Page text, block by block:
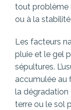
tout problème
ou à la
Les facteurs
pluie et le gel
sépultures.
accumulée au
la dégradation
terre ou le sol